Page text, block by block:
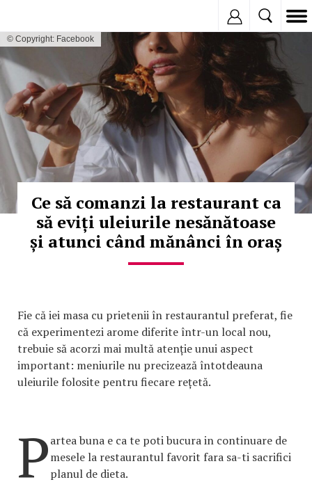
© Copyright: Facebook
Ce să comanzi la restaurant ca
să eviți uleiurile nesănătoase
și atunci când mănânci în oraș
Fie că iei masa cu prietenii în restaurantul preferat, fie
că experimentezi arome diferite într-un local nou,
trebuie să acorzi mai multă atenție unui aspect
important: meniurile nu precizează întotdeauna
uleiurile folosite pentru fiecare rețetă.
Partea buna e ca te poti bucura in continuare de
mesele la restaurantul favorit fara sa-ti sacrifici
planul de dieta.